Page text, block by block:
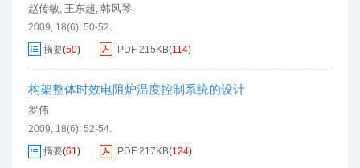
赵传敏 王东超 韩风琴
2009, 18(6): 50-52.
摘要(50) PDF 215KB(114)
构架整体时效电阻炉温度控制系统的设计
罗伟
2009, 18(6): 52-54.
摘要(61) PDF 217KB(124)